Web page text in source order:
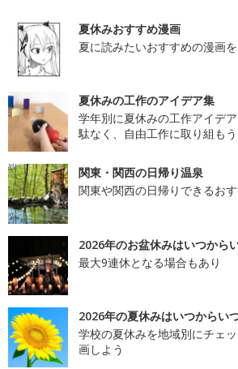
夏休みおすすめ漫画
夏に読みたいおすすめの漫画
夏休みの工作のアイデア集
学年別に夏休みの工作アイデ
駄なく、自由工作に取り組もう
関東・関西の日帰り温泉
関東や関西の日帰りできるお
2026年のお盆休みはいつから
最大9連休となる場合もあり
2026年の夏休みはいつからい
学校の夏休みを地域別にチェ
画しよう